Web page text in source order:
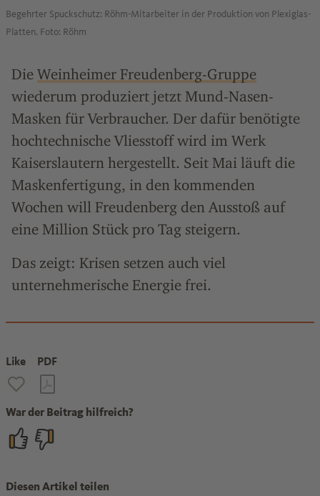
Begehrter Spuckschutz: Röhm-Mitarbeiter in der Produktion von Plexiglas-
Platten. Foto: Röhm
Die Weinheimer Freudenberg-Gruppe
wiederum produziert jetzt Mund-Nasen-
Masken für Verbraucher. Der dafür benötigte
hochtechnische Vliesstoff wird im Werk
Kaiserslautern hergestellt. Seit Mai läuft die
Maskenfertigung, in den kommenden
Wochen will Freudenberg den Ausstoß auf
eine Million Stück pro Tag steigern.
Das zeigt: Krisen setzen auch viel
unternehmerische Energie frei.
Like PDF
War der Beitrag hilfreich?
Diesen Artikel teilen